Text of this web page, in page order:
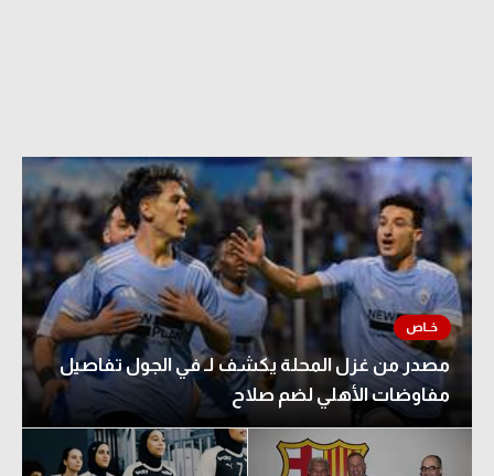
مصدر من غزل المحلة يكشف لـ في الجول تفاصيل
مفاوضات الأهلي لضم صلاح